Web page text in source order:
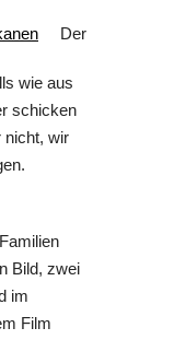
Der
wie aus
schicken
nicht, wir
Bild, zwei
im
Film